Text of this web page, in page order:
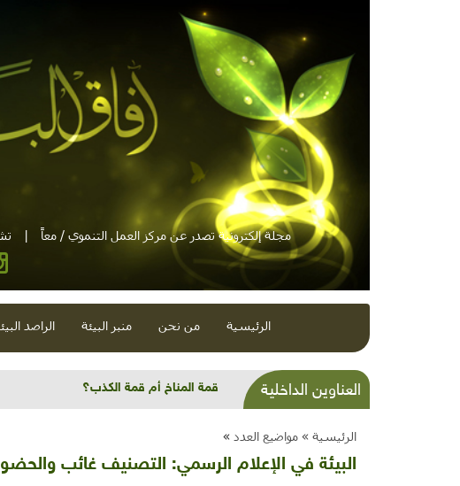
مجلة إلكترونية تصدر عن مركز العمل التنموي / معاً |
الرئيسية من نحن منبر البيئة الراصد
العناوين الداخلية شذرات بيئية وتنموية:...ترويج زيتوني
الرئيسية » مواضيع العدد »
البيئة في الإعلام الرسمي: التصنيف غائب